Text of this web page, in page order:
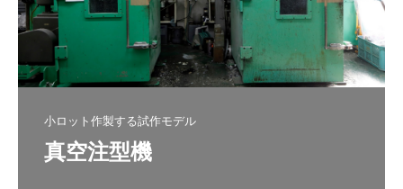
小ロット作製する試作モデル
真空注型機